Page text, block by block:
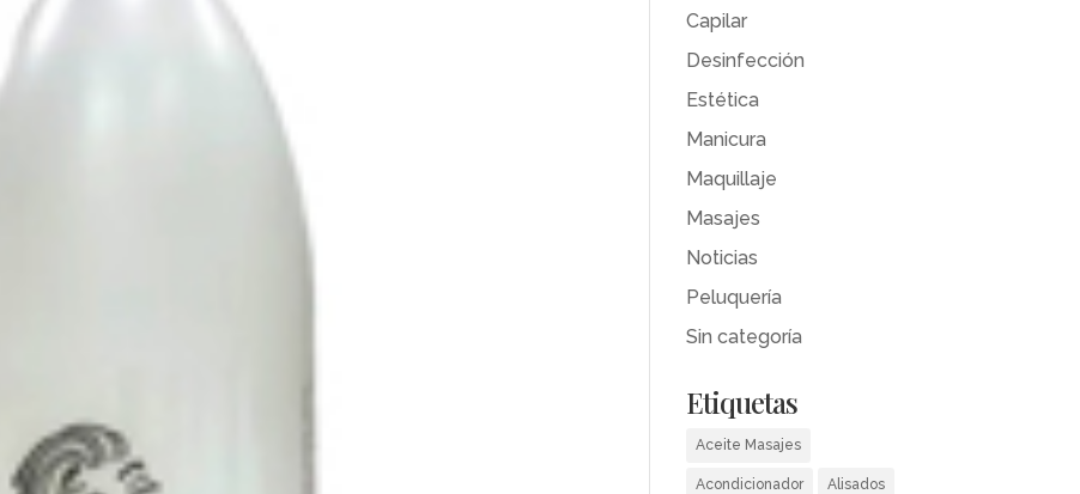
Capilar
Desinfección
Estética
Manicura
Maquillaje
Masajes
Noticias
Peluquería
Sin categoría
Etiquetas
Aceite Masajes
Acondicionador Alisados